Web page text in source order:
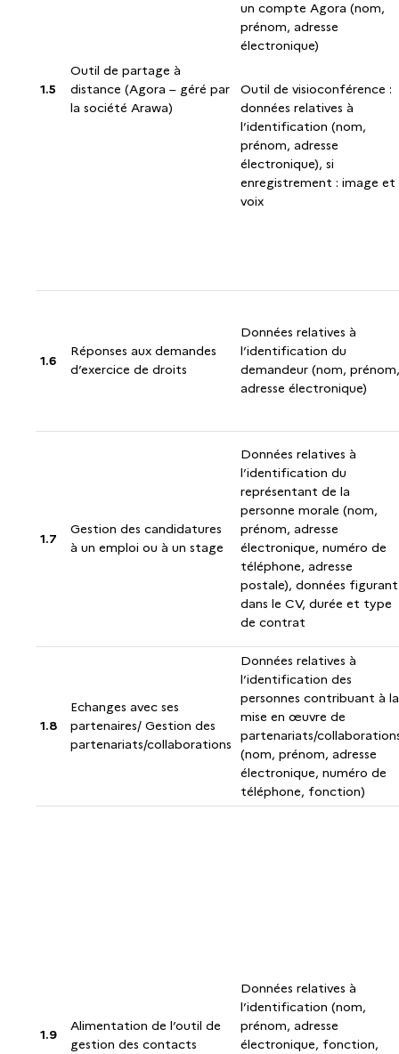
1.5
Outil de partage à
distance (Agora – géré par
la société Arawa)
un compte Agora (nom,
prénom, adresse
électronique)
Outil de visioconférence :
données relatives à
l’identification (nom,
prénom, adresse
électronique), si
enregistrement : image et
voix
1.6
Réponses aux demandes
d’exercice de droits
Données relatives à
l’identification du
demandeur (nom, prénom,
adresse électronique)
1.7
Gestion des candidatures
à un emploi ou à un stage
Données relatives à
l’identification du
représentant de la
personne morale (nom,
prénom, adresse
électronique, numéro de
téléphone, adresse
postale), données figurant
dans le CV, durée et type
de contrat
1.8
Echanges avec ses
partenaires/ Gestion des
partenariats/collaborations
Données relatives à
l’identification des
personnes contribuant à la
mise en œuvre de
partenariats/
(nom, prénom, adresse
électronique, numéro de
téléphone, fonction)
1.9
Alimentation de l’outil de
gestion des contacts
Données relatives à
l’identification (nom,
prénom, adresse
électronique, fonction,